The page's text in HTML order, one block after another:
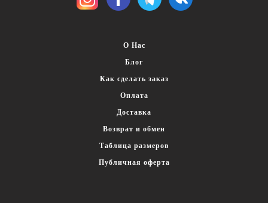
О Нас
Блог
Как сделать заказ
Оплата
Доставка
Возврат и обмен
Таблица размеров
Публичная оферта